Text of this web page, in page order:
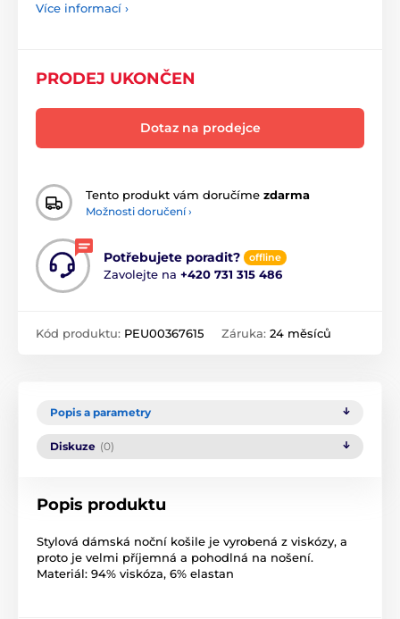
Více informací ›
PRODEJ UKONČEN
Dotaz na prodejce
Tento produkt vám doručíme zdarma
Možnosti doručení ›
Potřebujete poradit? offline
Zavolejte na +420 731 315 486
Kód produktu: PEU00367615 Záruka: 24 měsíců
Popis a parametry
Diskuze (0)
Popis produktu
Stylová dámská noční košile je vyrobená z viskózy, a
proto je velmi příjemná a pohodlná na nošení.
Materiál: 94% viskóza, 6% elastan